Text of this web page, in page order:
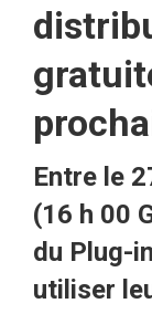
Entre le
(16 h 00
du Plug-
utiliser